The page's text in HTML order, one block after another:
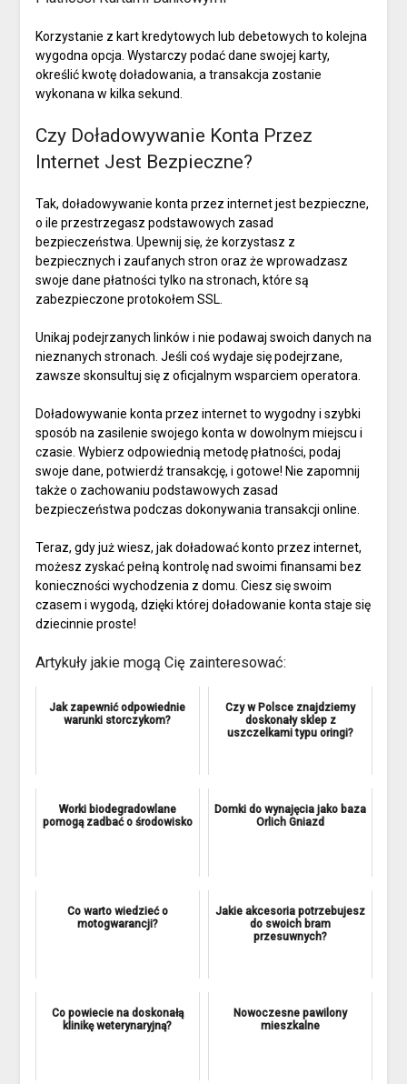
Korzystanie z kart kredytowych lub debetowych to kolejna
wygodna opcja. Wystarczy podać dane swojej karty,
określić kwotę doładowania, a transakcja zostanie
wykonana w kilka sekund.
Czy Doładowywanie Konta Przez
Internet Jest Bezpieczne?
Tak, doładowywanie konta przez internet jest bezpieczne,
o ile przestrzegasz podstawowych zasad
bezpieczeństwa. Upewnij się, że korzystasz z
bezpiecznych i zaufanych stron oraz że wprowadzasz
swoje dane płatności tylko na stronach, które są
zabezpieczone protokołem SSL.
Unikaj podejrzanych linków i nie podawaj swoich danych na
nieznanych stronach. Jeśli coś wydaje się podejrzane,
zawsze skonsultuj się z oficjalnym wsparciem operatora.
Doładowywanie konta przez internet to wygodny i szybki
sposób na zasilenie swojego konta w dowolnym miejscu i
czasie. Wybierz odpowiednią metodę płatności, podaj
swoje dane, potwierdź transakcję, i gotowe! Nie zapomnij
także o zachowaniu podstawowych zasad
bezpieczeństwa podczas dokonywania transakcji online.
Teraz, gdy już wiesz, jak doładować konto przez internet,
możesz zyskać pełną kontrolę nad swoimi finansami bez
konieczności wychodzenia z domu. Ciesz się swoim
czasem i wygodą, dzięki której doładowanie konta staje się
dziecinnie proste!
Artykuły jakie mogą Cię zainteresować:
Jak zapewnić odpowiednie
warunki storczykom?
Czy w Polsce znajdziemy
doskonały sklep z
uszczelkami typu oringi?
Worki biodegradowlane
pomogą zadbać o środowisko
Domki do wynajęcia jako baza
Orlich Gniazd
Co warto wiedzieć o
motogwarancji?
Jakie akcesoria potrzebujesz
do swoich bram
przesuwnych?
Co powiecie na doskonałą
klinikę weterynaryjną?
Nowoczesne pawilony
mieszkalne